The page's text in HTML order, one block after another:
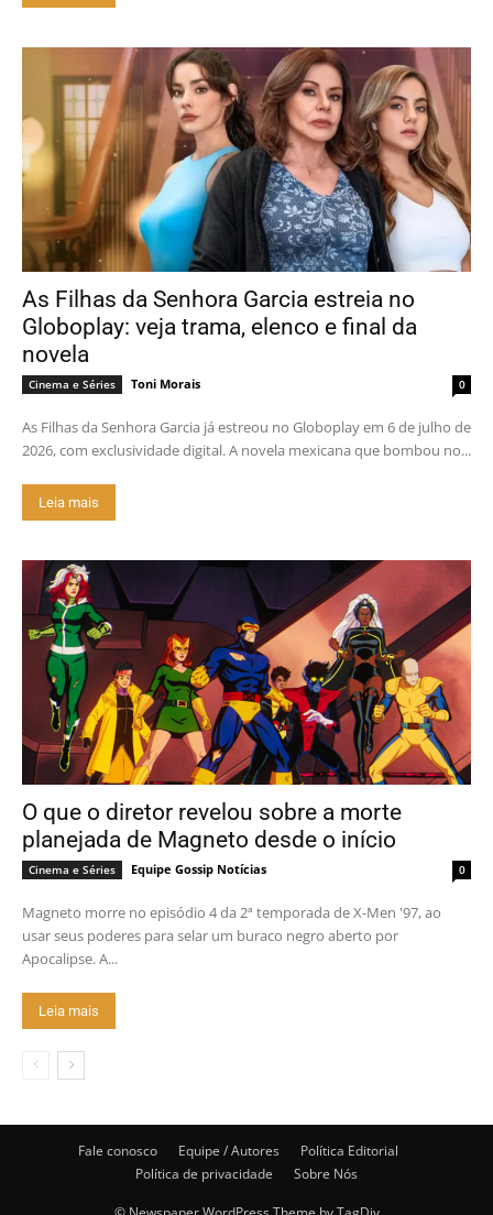
As Filhas da Senhora Garcia estreia no
Globoplay: veja trama, elenco e final da
novela
Cinema e Séries Toni Morais 0
As Filhas da Senhora Garcia já estreou no Globoplay em 6 de julho de
2026, com exclusividade digital. A novela mexicana que bombou no...
Leia mais
O que o diretor revelou sobre a morte
planejada de Magneto desde o início
Cinema e Séries Equipe Gossip Notícias 0
Magneto morre no episódio 4 da 2ª temporada de X-Men '97, ao
usar seus poderes para selar um buraco negro aberto por
Apocalipse. A...
Leia mais
Fale conosco Equipe / Autores
Política Editorial
Política de privacidade
Sobre Nós